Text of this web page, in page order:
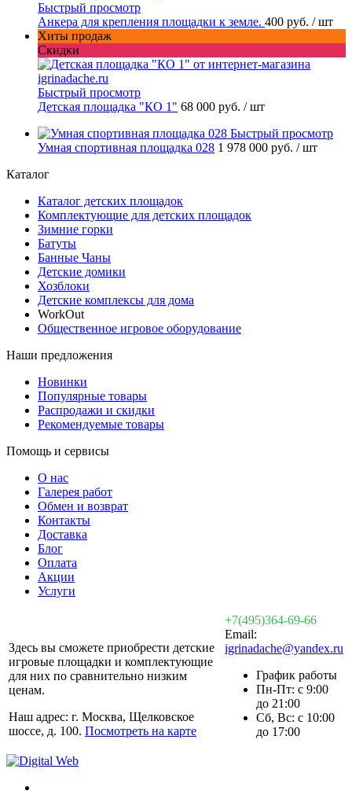
Быстрый просмотр
Анкера для крепления площадки к земле. 400 руб. / шт
Хиты продаж
Скидки
Быстрый просмотр
Детская площадка "КО 1" 68 000 руб. / шт
Быстрый просмотр
Умная спортивная площадка 028 1 978 000 руб. / шт
Каталог
Каталог детских площадок
Комплектующие для детских площадок
Зимние горки
Батуты
Банные Чаны
Детские домики
Хозблоки
Детские комплексы для дома
WorkOut
Общественное игровое оборудование
Наши предложения
Новинки
Популярные товары
Распродажи и скидки
Рекомендуемые товары
Помощь и сервисы
О нас
Галерея работ
Обмен и возврат
Контакты
Доставка
Блог
Оплата
Акции
Услуги
Здесь вы сможете приобрести детские
игровые площадки и комплектующие
для них по сравнительно низким
ценам.
Наш адрес: г. Москва, Щелковское
шоссе, д. 100. Посмотреть на карте
+7(495)364-69-66
Email:
igrinadache@yandex.ru
График работы
Пн-Пт: с 9:00
до 21:00
Сб, Вс: с 10:00
до 17:00